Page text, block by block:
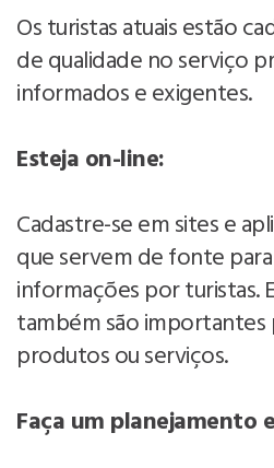
Os turistas atuais estão
de qualidade no serviço
informados e exigentes.
Esteja on-line:
Cadastre-se em sites e
que servem de fonte
informações por turistas.
também são
produtos ou serviços.
Faça um planejamento